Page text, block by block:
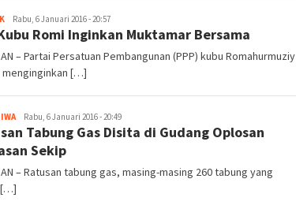
redaksi
Rabu, 6 Januari 2016 - 20:57
Romi Inginkan Muktamar Bersama
– Partai Persatuan Pembangunan (PPP) kubu Romahurmuziy
menginginkan […]
redaksi
Rabu, 6 Januari 2016 - 20:49
Tabung Gas Disita di Gudang Oplosan
Sekip
– Ratusan tabung gas, masing-masing 260 tabung yang
[…]